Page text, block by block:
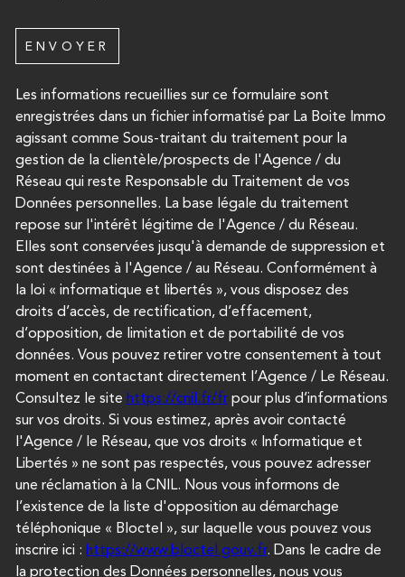
ENVOYER
Les informations recueillies sur ce formulaire sont
enregistrées dans un fichier informatisé par La Boite Immo
agissant comme Sous-traitant du traitement pour la
gestion de la clientèle/prospects de l'Agence / du
Réseau qui reste Responsable du Traitement de vos
Données personnelles. La base légale du traitement
repose sur l'intérêt légitime de l'Agence / du Réseau.
Elles sont conservées jusqu'à demande de suppression et
sont destinées à l'Agence / au Réseau. Conformément à
la loi « informatique et libertés », vous disposez des
droits d’accès, de rectification, d’effacement,
d’opposition, de limitation et de portabilité de vos
données. Vous pouvez retirer votre consentement à tout
moment en contactant directement l’Agence / Le Réseau.
Consultez le site https://cnil.fr/fr pour plus d’informations
sur vos droits. Si vous estimez, après avoir contacté
l'Agence / le Réseau, que vos droits « Informatique et
Libertés » ne sont pas respectés, vous pouvez adresser
une réclamation à la CNIL. Nous vous informons de
l’existence de la liste d'opposition au démarchage
téléphonique « Bloctel », sur laquelle vous pouvez vous
inscrire ici : https://www.bloctel.gouv.fr. Dans le cadre de
la protection des Données personnelles, nous vous